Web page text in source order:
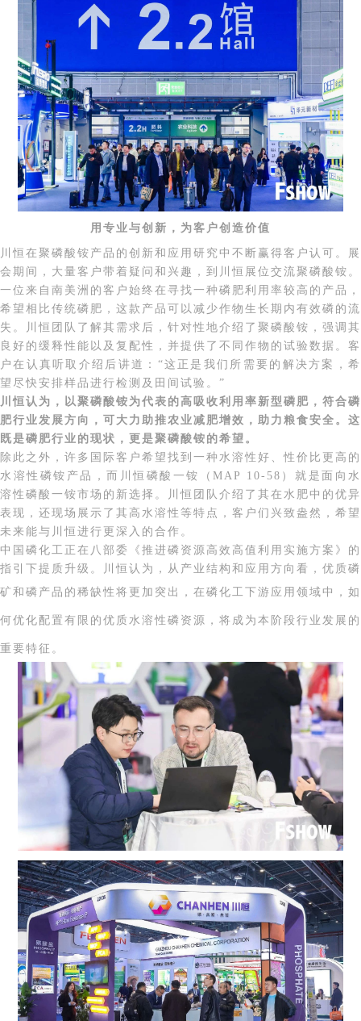
用专业与创新， 为客户创造价值
川恒在 聚 磷酸铵 产品的创新和 应用 研究中不断 赢得客户认可 。 展
会期间，大量客户带着疑问和兴趣，到川恒展位交流聚磷酸铵。
一位 来自南美洲的 客户 始终 在寻找一种磷肥利用率 较高 的产品，
希望 相比传统磷肥，这款产品可以 减少作物生长期内 有效 磷的流
失。川恒团队 了解其需求后，针对性地介绍了聚磷酸铵，强调其
良好的缓释性能 以及 复配性，并提供了不同作物的试验数据。客
户在 认真听取介绍后讲道 ： “这正是我们 所 需要的解决方案，希
望尽快安排样品进行检测及 田间试验。 ”
川恒认为，以聚磷酸铵为代表的高吸收利用率新型磷肥，符合磷
肥行业发展方向，可大力助推农业减肥增效，助力粮食安全。这
既是磷肥行业的现状，更是聚磷酸铵的希望。
除此之外，许多国际客户希望找到一种 水溶性好、性价比更高 的
水溶性 磷铵 产品 ， 而川恒 磷酸一铵 （MAP 10-58 ） 就是面向水
溶性磷酸一铵市场的新选择。
川恒团队介绍 了其 在水肥中的优异
表现， 还现场 展示了其 高水溶性等特点 ， 客户 们兴致盎然， 希望
未来 能与川恒进行 更深入的合作。
中国磷化工正在八部委《推进磷资源高效高值利用实施方案》的
指引下提质升级。川恒认为，从产业结构和应用方向看，优质磷
矿和磷产品的稀缺性将更加突出， 在磷化工下游应用领域中，如
何优化配置有限的优质水溶性磷资源，将成为本阶段行业发展的
重要特征。